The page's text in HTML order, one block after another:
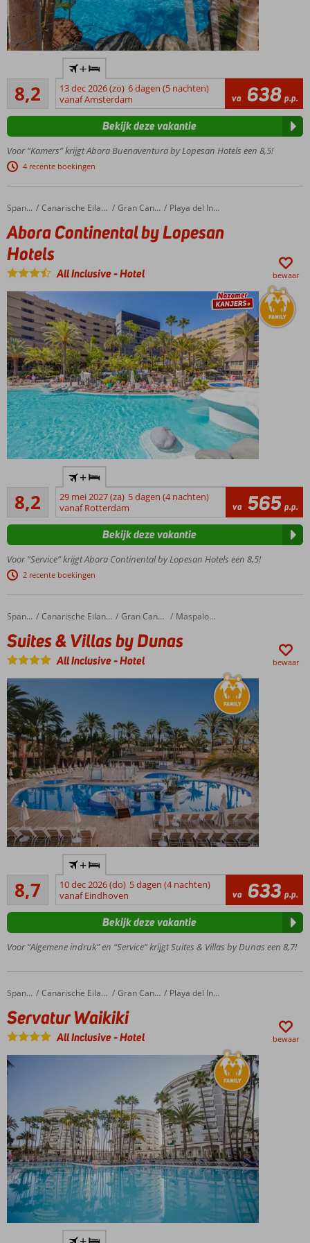
ook
mogelijk
nabij
het
strand
jong en
oud
Niet 1, maar
2 grote
Stranddag?
Gebruik de
gratis
shuttle
Ook
o.b.v. All
Inclusive
mogelijk
8,2Zeer goed
273
beoordelingen
+
13 dec 2026 (zo) 6 dagen (5 nachten)
vanaf Amsterdam
va 638 p.p.
Voor “Kamers” krijgt Abora Buenaventura by Lopesan Hotels een 8,5!
4 recente boekingen
Bekijk deze vakantie
Home Spanje Canarische Eilanden Gran Canaria Playa del Ingles
Abora Continental by Lopesan Hotels
Abora Continental by Lopesan
Hotels
All Inclusive-Hotel bewaar
hotel in het
hart van
Playa del
Ingles, op
van het
strand
Ideaal
voor
en
families
met
kids
Ruime
familiekamers
2
zwembaden
en een
kinderbad
24/7 All
Inclusive
by
Abora
8,2
Zeer goed
517
beoordelingen
+
29 mei 2027 (za) 5 dagen (4 nachten)
vanaf Rotterdam
va 565 p.p.
Voor “Service” krijgt Abora Continental by Lopesan Hotels een 8,5!
2 recente boekingen
Bekijk deze vakantie
Home Spanje Canarische Eilanden Gran Canaria Maspalomas
Suites & Villas by Dunas
Suites & Villas by Dunas
All Inclusive-Hotel bewaar
familiecomplex,
op loopafstand
van boulevard
Gratis
naar het
strand
3-kamer
wel 6
personen
All
Inclusive
ook
8,7Aanrader
187
beoordelingen
+
10 dec 2026 (do) 5 dagen (4 nachten)
vanaf Eindhoven
va 633 p.p.
Voor “Algemene indruk” en “Service” krijgt Suites & Villas by Dunas een 8,7!
Bekijk deze vakantie
Home Spanje Canarische Eilanden Gran Canaria Playa del Ingles
Servatur Waikiki
Servatur Waikiki
All Inclusive-Hotel bewaar